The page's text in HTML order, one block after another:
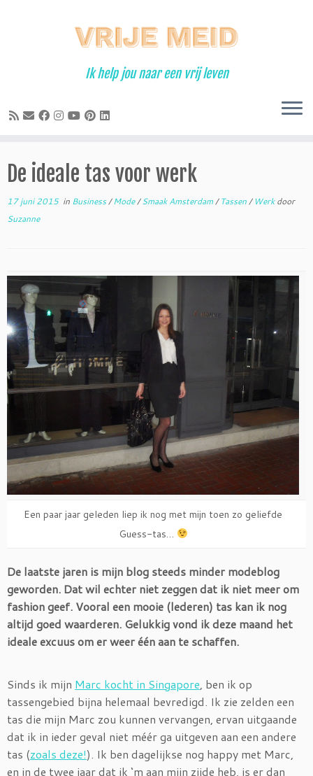
Ik help jou naar een vrij leven
De ideale tas voor werk
17 juni 2015in Business/Mode/Smaak Amsterdam/Tassen/ Werkdoor
Suzanne
Een paar jaar geleden liep ik nog met mijn toen zo geliefde
Guess-tas…
De laatste jaren is mijn blog steeds minder modeblog
geworden. Dat wil echter niet zeggen dat ik niet meer om
fashion geef. Vooral een mooie (lederen) tas kan ik nog
altijd goed waarderen. Gelukkig vond ik deze maand het
ideale excuus om er weer één aan te schaffen.
Sinds ik mijn Marc kocht in Singapore, ben ik op
tassengebied bijna helemaal bevredigd. Ik zie zelden een
tas die mijn Marc zou kunnen vervangen, ervan uitgaande
dat ik in ieder geval niet méér ga uitgeven aan een andere
tas (zoals deze!). Ik ben dagelijkse nog happy met Marc,
en in de twee jaar dat ik ‘m aan mijn zijde heb, is er dan